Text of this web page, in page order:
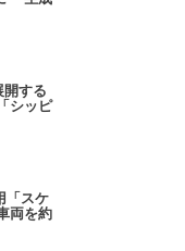
開する
シッピ
「スケ
両を約